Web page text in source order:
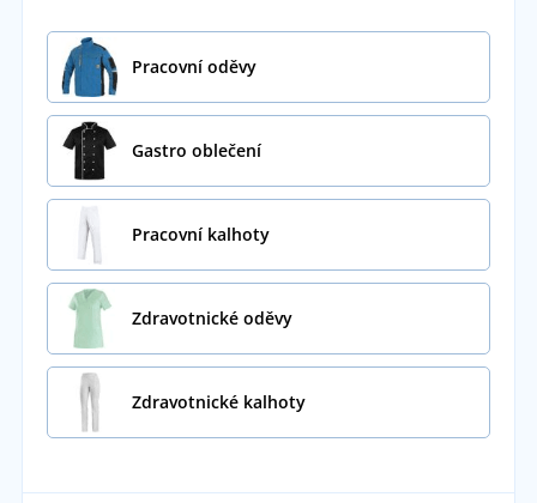
Pracovní oděvy
Gastro oblečení
Pracovní kalhoty
Zdravotnické oděvy
Zdravotnické kalhoty